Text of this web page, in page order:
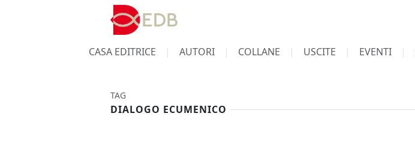
CASA EDITRICE AUTORI COLLANE USCITE EVENTI
TAG
DIALOGO ECUMENICO